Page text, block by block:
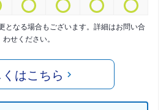
となる場合もございます。詳細はお問い合
わせください。
はこちら